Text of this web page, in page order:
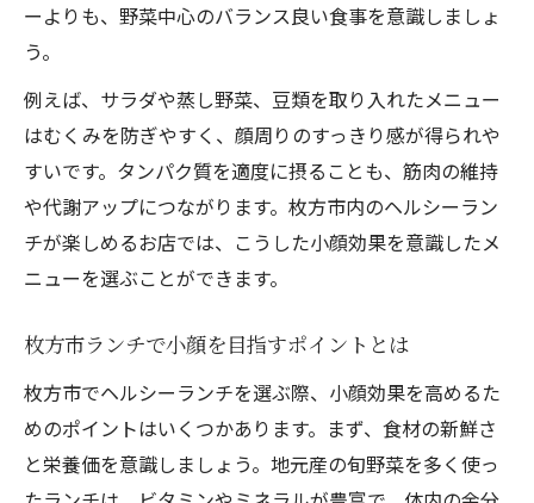
ーよりも、野菜中心のバランス良い食事を意識しましょ
う。
例えば、サラダや蒸し野菜、豆類を取り入れたメニュー
はむくみを防ぎやすく、顔周りのすっきり感が得られや
すいです。タンパク質を適度に摂ることも、筋肉の維持
や代謝アップにつながります。枚方市内のヘルシーラン
チが楽しめるお店では、こうした小顔効果を意識したメ
ニューを選ぶことができます。
枚方市ランチで小顔を目指すポイントとは
枚方市でヘルシーランチを選ぶ際、小顔効果を高めるた
めのポイントはいくつかあります。まず、食材の新鮮さ
と栄養価を意識しましょう。地元産の旬野菜を多く使っ